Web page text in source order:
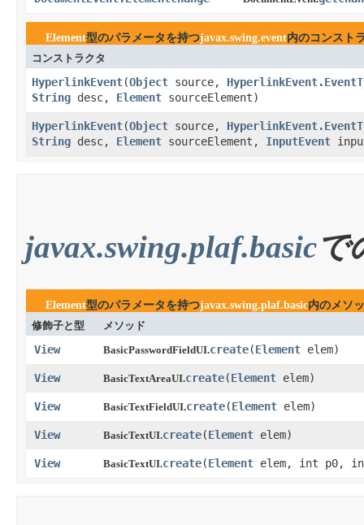
Element型のパラメータを持つjavax.swing.event内のコンスト
コンストラクタ
HyperlinkEvent​(Object source,
String desc, Element sourceElement)
HyperlinkEvent​(Object source,
String desc, Element sourceElement, InputEvent
javax.swing.plaf.basicで
Element型のパラメータを持つjavax.swing.plaf.basic内のメソ
修飾子と型
メソッド
View BasicPasswordFieldUI.create​(Element elem)
View BasicTextAreaUI.create​(Element elem)
View BasicTextFieldUI.create​(Element elem)
View BasicTextUI.create​(Element elem)
View BasicTextUI.create​(Element elem, int p0,